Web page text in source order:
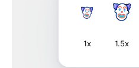
1x 1.5x